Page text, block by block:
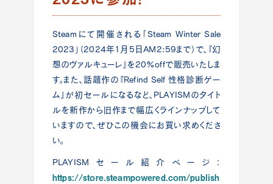
Steamにて開催される「Steam Winter Sale
2023」（2024年1月5日AM2:59まで）で、『幻
想のヴァルキューレ』を20%offで販売いたしま
す。また、話題作の『Refind Self 性格診断ゲー
ム』が初セールになるなど、PLAYISMのタイト
ルを新作から旧作まで幅広くラインナップして
いますので、ぜひこの機会にお買い求めくださ
い。
PLAYISMセール紹介ページ：
https://store.steampowered.com/publish